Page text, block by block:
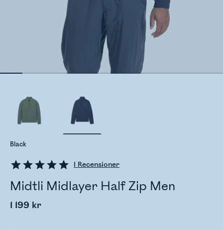
1 Recensioner
Midtli Midlayer Half Zip Men
1 199 kr
Black